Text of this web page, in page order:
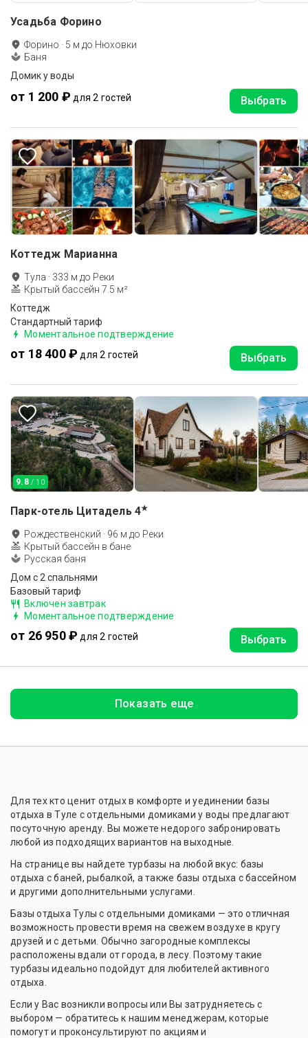
Усадьба Форино
Форино · 5 м до Нюховки
Баня
Домик у воды
от 1 200 ₽ для 2 гостей Выбрать
Коттедж Марианна
Тула · 333 м до Реки
Крытый бассейн 7.5 м²
Коттедж
Стандартный тариф
Моментальное подтверждение
от 18 400 ₽ для 2 гостей Выбрать
9.8 / 10
Парк-отель Цитадель 4★
Рождественский · 96 м до Реки
Крытый бассейн в бане
Русская баня
Дом с 2 спальнями
Базовый тариф
Включен завтрак
Моментальное подтверждение
от 26 950 ₽ для 2 гостей Выбрать
Показать еще
Для тех кто ценит отдых в комфорте и уединении базы
отдыха в Туле с отдельными домиками у воды предлагают
посуточную аренду. Вы можете недорого забронировать
любой из подходящих вариантов на выходные.
На странице вы найдете турбазы на любой вкус: базы
отдыха с баней, рыбалкой, а также базы отдыха с бассейном
и другими дополнительными услугами.
Базы отдыха Тулы с отдельными домиками — это отличная
возможность провести время на свежем воздухе в кругу
друзей и с детьми. Обычно загородные комплексы
расположены вдали от города, в лесу. Поэтому такие
турбазы идеально подойдут для любителей активного
отдыха.
Если у Вас возникли вопросы или Вы затрудняетесь с
выбором — обратитесь к нашим менеджерам, которые
помогут и проконсультируют по акциям и